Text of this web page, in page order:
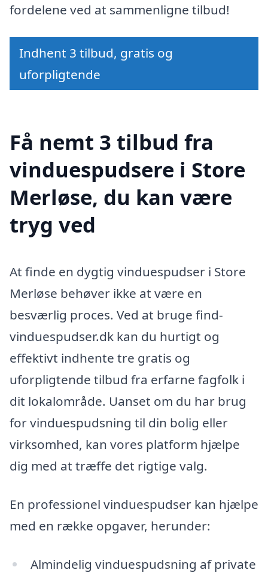
fordelene ved at sammenligne tilbud!
Indhent 3 tilbud, gratis og
uforpligtende
Få nemt 3 tilbud fra
vinduespudsere i Store
Merløse, du kan være
tryg ved
At finde en dygtig vinduespudser i Store
Merløse behøver ikke at være en
besværlig proces. Ved at bruge find-
vinduespudser.dk kan du hurtigt og
effektivt indhente tre gratis og
uforpligtende tilbud fra erfarne fagfolk i
dit lokalområde. Uanset om du har brug
for vinduespudsning til din bolig eller
virksomhed, kan vores platform hjælpe
dig med at træffe det rigtige valg.
En professionel vinduespudser kan hjælpe
med en række opgaver, herunder:
Almindelig vinduespudsning af private